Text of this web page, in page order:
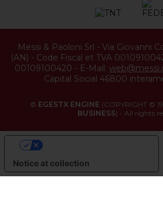
Messi & Paoloni Srl - Via Giovanni
(AN) - Code Fiscal et TVA
00109100420 - E-Mail:
Capital Social 46800
© EGESTX ENGINE (COPYRIGHT ©
BUSINESS) - All rights
Notice at collection